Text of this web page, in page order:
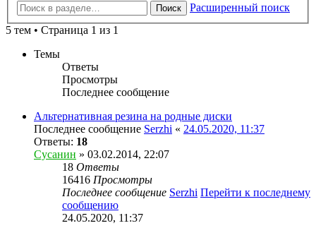
Поиск
Расширенный поиск
5 тем • Страница 1 из 1
Темы
Ответы
Просмотры
Последнее сообщение
Альтернативная резина на родные диски
Последнее сообщение Serzhi « 24.05.2020, 11:37
Ответы: 18
Сусанин » 03.02.2014, 22:07
18 Ответы
16416 Просмотры
Последнее сообщение Serzhi Перейти к последнему
сообщению
24.05.2020, 11:37